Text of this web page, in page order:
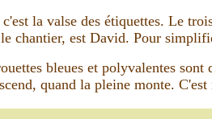
la valse des étiquettes. Le
chantier, est David. Pour
bleues et polyvalentes
quand la pleine monte.